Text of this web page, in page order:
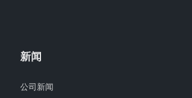
新闻
公司新闻